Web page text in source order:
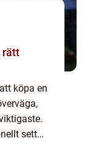
köpa en
sett